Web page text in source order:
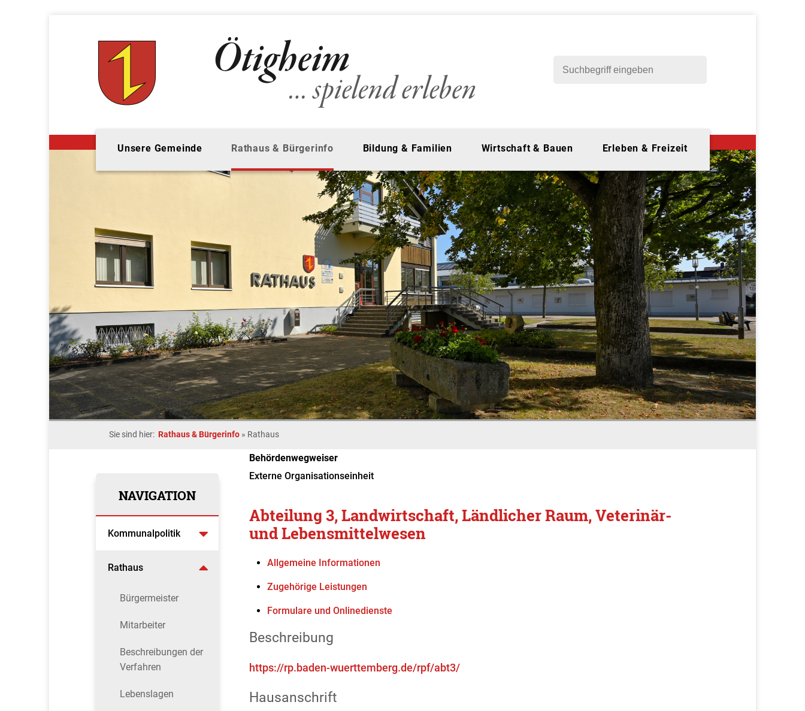
Unsere Gemeinde Rathaus & Bürgerinfo Bildung & Familien Wirtschaft & Bauen Erleben & Freizeit
Sie sind hier: Rathaus & Bürgerinfo » Rathaus
NAVIGATION
Kommunalpolitik
Rathaus
Bürgermeister
Mitarbeiter
Beschreibungen der
Verfahren
Lebenslagen
Behördenwegweiser
Externe Organisationseinheit
Abteilung 3, Landwirtschaft, Ländlicher Raum, Veterinär-
und Lebensmittelwesen
Allgemeine Informationen
Zugehörige Leistungen
Formulare und Onlinedienste
Beschreibung
https://rp.baden-wuerttemberg.de/rpf/abt3/
Hausanschrift